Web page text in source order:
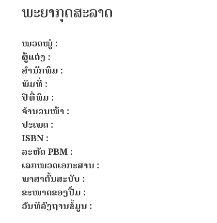
ພະຍາກຸດສະລາດ
ໝວດໝູ່ :
ຜູ້ແຕ່ງ :
ສຳນັກພິມ :
ພິມທີ່ :
ປີທີ່ພິມ :
ຈຳນວນໜ້າ :
ປະເພດ :
ISBN :
ລະຫັດ PBM :
ເລກໝວດເອກະສານ :
ພາສາຕົ້ນສະບັບ :
ຂະໜາດຂອງປື້ມ :
ວັນທີລົງຖານຂໍ້ມູນ :